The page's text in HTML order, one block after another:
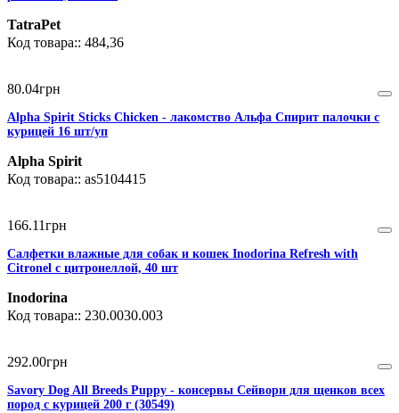
TatraPet
484,36
80.04грн
Alpha Spirit Sticks Chicken - лакомство Альфа Спирит палочки с
курицей 16 шт/уп
Alpha Spirit
as5104415
166.11грн
Салфетки влажные для собак и кошек Inodorina Refresh with
Citronel с цитронеллой, 40 шт
Inodorina
230.0030.003
292.00грн
Savory Dog All Breeds Puppy - консервы Сейвори для щенков всех
пород с курицей 200 г (30549)